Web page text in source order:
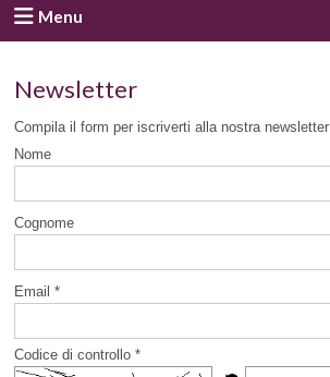
Menu
Newsletter
Compila il form per iscriverti alla nostra newsletter
Nome
Cognome
Email *
Codice di controllo *